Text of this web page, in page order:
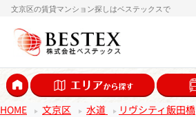
文京区の賃貸マンション探しはベステックスで
HOME 文京区 水道 リヴシティ飯田橋